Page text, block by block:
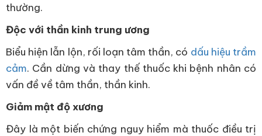
thường.
Độc với thần kinh trung ương
Biểu hiện lẫn lộn, rối loạn tâm thần, có dấu hiệu trầm
cảm. Cần dừng và thay thế thuốc khi bệnh nhân có
vấn đề về tâm thần, thần kinh.
Giảm mật độ xương
Đây là một biến chứng nguy hiểm mà thuốc điều trị